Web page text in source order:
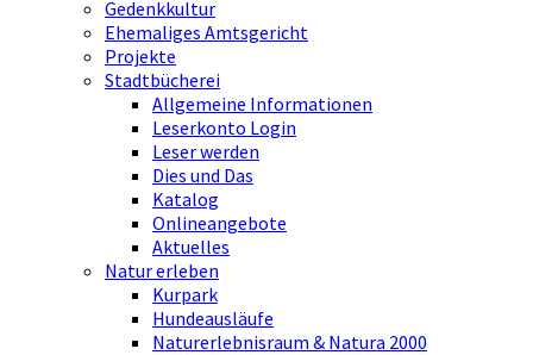
Gedenkkultur
Ehemaliges Amtsgericht
Projekte
Stadtbücherei
Allgemeine Informationen
Leserkonto Login
Leser werden
Dies und Das
Katalog
Onlineangebote
Aktuelles
Natur erleben
Kurpark
Hundeausläufe
Naturerlebnisraum & Natura 2000